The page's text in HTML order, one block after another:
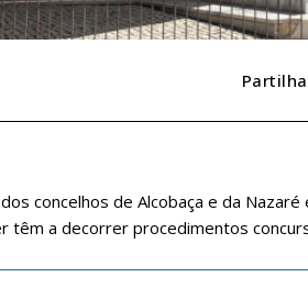
concelhos de Alcobaça e da
têm a decorrer procedimentos